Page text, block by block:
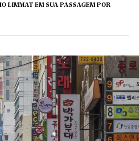
LIMMAT EM SUA PASSAGEM POR